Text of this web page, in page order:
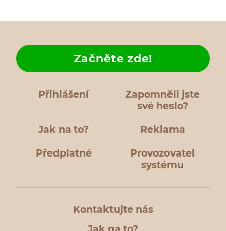
Přihlášení
Zapomněli jste
své heslo?
Jak na to?
Začněte zde!
Reklama
Předplatné
Provozovatel
systému
Kontaktujte nás